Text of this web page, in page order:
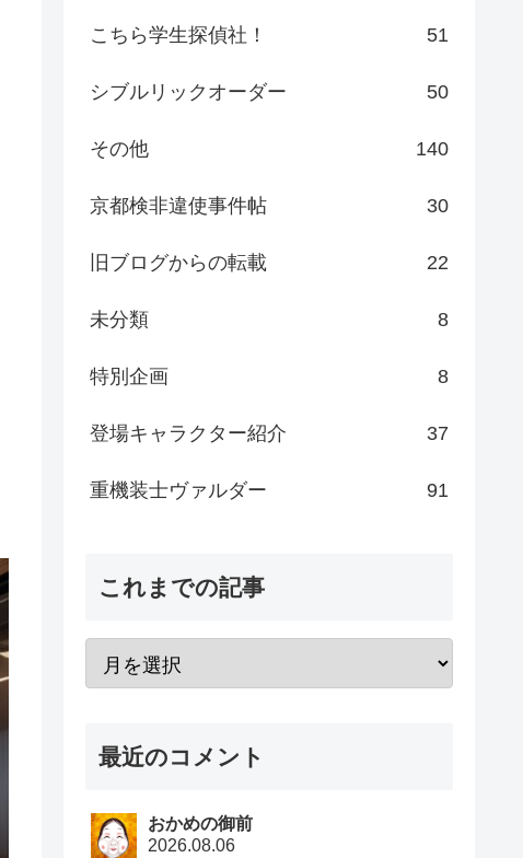
こちら学生探偵社！ 51
シブルリックオーダー 50
その他 140
京都検非違使事件帖 30
旧ブログからの転載 22
未分類 8
特別企画 8
登場キャラクター紹介 37
重機装士ヴァルダー 91
これまでの記事
最近のコメント
おかめの御前
2026.08.06